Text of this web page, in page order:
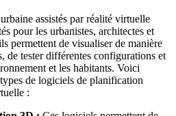
assistés par réalité virtuelle
pour les urbanistes, architectes et
permettent de visualiser de manière
de tester différentes configurations et
et les habitants. Voici
de logiciels de planification
: